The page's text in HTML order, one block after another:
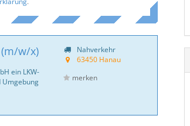
w/x)
ein LKW-
Umgebung
Nahverkehr
63450 Hanau
merken